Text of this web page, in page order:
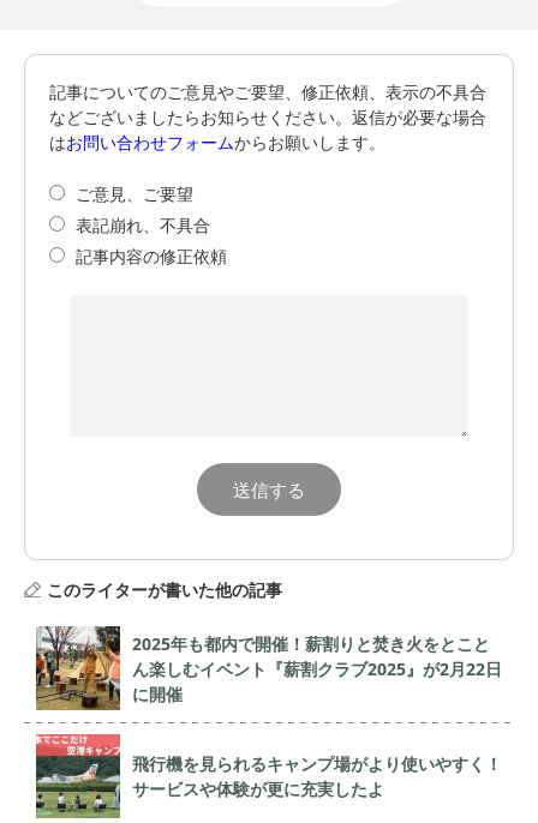
記事についてのご意見やご要望、修正依頼、表示の不具合
などございましたらお知らせください。返信が必要な場合
はお問い合わせフォームからお願いします。
ご意見、ご要望
表記崩れ、不具合
記事内容の修正依頼
このライターが書いた他の記事
2025年も都内で開催！薪割りと焚き火をとこと
ん楽しむイベント『薪割クラブ2025』が2月22日
に開催
飛行機を見られるキャンプ場がより使いやすく！
サービスや体験が更に充実したよ